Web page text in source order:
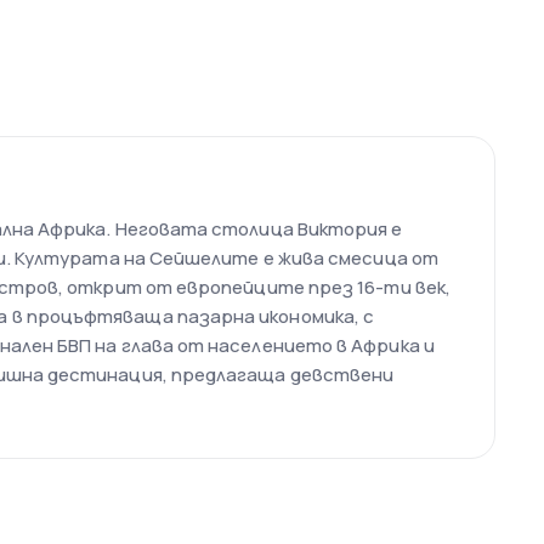
Африка. Неговата столица Виктория е
Културата на Сейшелите е жива смесица от
открит от европейците през 16-ти век,
процъфтяваща пазарна икономика, с
БВП на глава от населението в Африка и
дестинация, предлагаща девствени